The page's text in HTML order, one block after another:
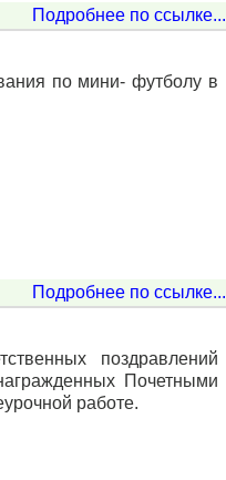
Подробнее по ссылке...
по мини- футболу в
Подробнее по ссылке...
поздравлений
Почетными
работе.